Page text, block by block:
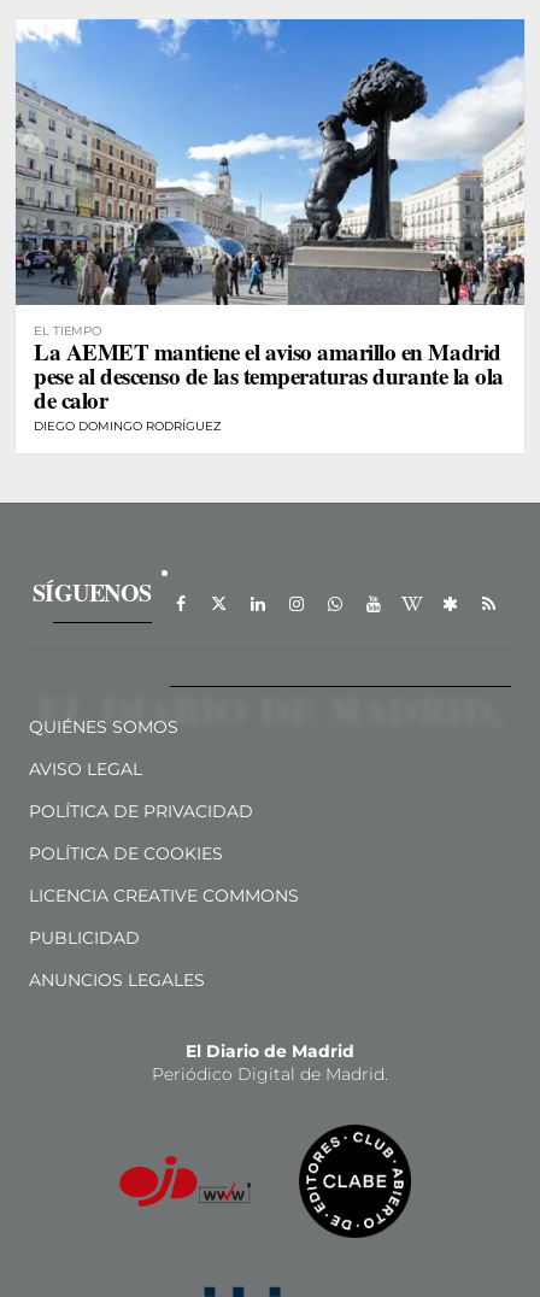
EL TIEMPO
La AEMET mantiene el aviso amarillo en Madrid
pese al descenso de las temperaturas durante la ola
de calor
DIEGO DOMINGO RODRÍGUEZ
SÍGUENOS
QUIÉNES SOMOS
AVISO LEGAL
POLÍTICA DE PRIVACIDAD
POLÍTICA DE COOKIES
LICENCIA CREATIVE COMMONS
PUBLICIDAD
ANUNCIOS LEGALES
El Diario de Madrid
Periódico Digital de Madrid.